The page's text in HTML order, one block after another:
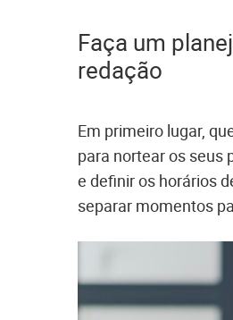
Faça um
redação
Em primeiro lugar,
para nortear os seus
e definir os horários
separar momentos